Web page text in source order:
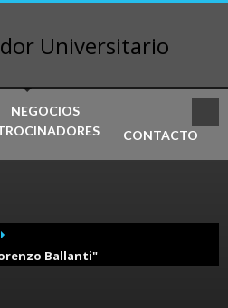
NEGOCIOS
CONTACTO
Ballanti"